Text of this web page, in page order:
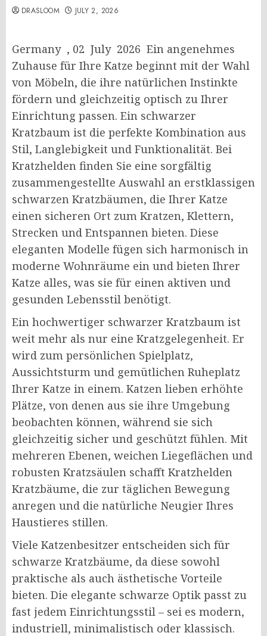
DRASLOOM JULY 2, 2026
Germany , 02 July 2026 Ein angenehmes
Zuhause für Ihre Katze beginnt mit der Wahl
von Möbeln, die ihre natürlichen Instinkte
fördern und gleichzeitig optisch zu Ihrer
Einrichtung passen. Ein schwarzer
Kratzbaum ist die perfekte Kombination aus
Stil, Langlebigkeit und Funktionalität. Bei
Kratzhelden finden Sie eine sorgfältig
zusammengestellte Auswahl an erstklassigen
schwarzen Kratzbäumen, die Ihrer Katze
einen sicheren Ort zum Kratzen, Klettern,
Strecken und Entspannen bieten. Diese
eleganten Modelle fügen sich harmonisch in
moderne Wohnräume ein und bieten Ihrer
Katze alles, was sie für einen aktiven und
gesunden Lebensstil benötigt.
Ein hochwertiger schwarzer Kratzbaum ist
weit mehr als nur eine Kratzgelegenheit. Er
wird zum persönlichen Spielplatz,
Aussichtsturm und gemütlichen Ruheplatz
Ihrer Katze in einem. Katzen lieben erhöhte
Plätze, von denen aus sie ihre Umgebung
beobachten können, während sie sich
gleichzeitig sicher und geschützt fühlen. Mit
mehreren Ebenen, weichen Liegeflächen und
robusten Kratzsäulen schafft Kratzhelden
Kratzbäume, die zur täglichen Bewegung
anregen und die natürliche Neugier Ihres
Haustieres stillen.
Viele Katzenbesitzer entscheiden sich für
schwarze Kratzbäume, da diese sowohl
praktische als auch ästhetische Vorteile
bieten. Die elegante schwarze Optik passt zu
fast jedem Einrichtungsstil – sei es modern,
industriell, minimalistisch oder klassisch.